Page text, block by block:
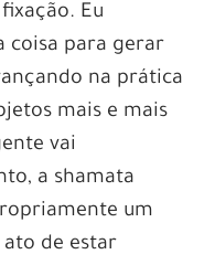
Eu
coisa para gerar
na prática
mais e mais
vai
a shamata
um
de estar